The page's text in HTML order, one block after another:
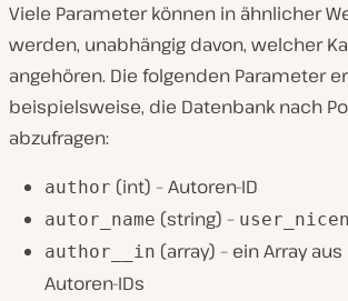
Viele Parameter können in ähnlicher
werden, unabhängig davon, welcher
angehören. Die folgenden Parameter
beispielsweise, die Datenbank nach
abzufragen:
author (int) – Autoren-ID
autor_name (string) –
author__in (array) – ein Array
Autoren-IDs